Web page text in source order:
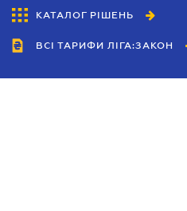
КАТАЛОГ РІШЕНЬ
ВСІ ТАРИФИ ЛІГА:ЗАКОН